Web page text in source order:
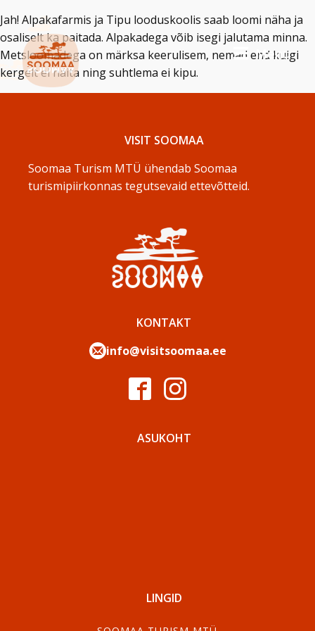
Menu
Jah! Alpakafarmis ja Tipu looduskoolis saab loomi näha ja
osaliselt ka paitada. Alpakadega võib isegi jalutama minna.
Metsloomadega on märksa keerulisem, nemad end kuigi
kergelt ei näita ning suhtlema ei kipu.
VISIT SOOMAA
Soomaa Turism MTÜ ühendab Soomaa
turismipiirkonnas tegutsevaid ettevõtteid.
KONTAKT
info@visitsoomaa.ee
ASUKOHT
LINGID